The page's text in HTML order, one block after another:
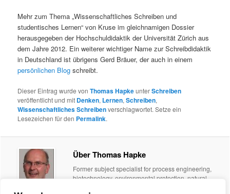
Mehr zum Thema „Wissenschaftliches Schreiben und
studentisches Lernen“ von Kruse im gleichnamigen Dossier
herausgegeben der Hochschuldidaktik der Universität Zürich aus
dem Jahre 2012. Ein weiterer wichtiger Name zur Schreibdidaktik
in Deutschland ist übrigens Gerd Bräuer, der auch in einem
persönlichen Blog schreibt.
Dieser Eintrag wurde vonThomas HapkeunterSchreiben
veröffentlicht und mit Denken, Lernen,Schreiben,
Wissenschaftliches Schreibenverschlagwortet. Setze ein
Lesezeichen für den Permalink.
Über Thomas Hapke
Former subject specialist for process engineering,
biotechnology, environmental protection, natural